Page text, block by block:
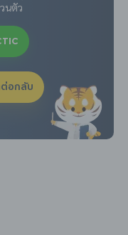
นตัว
ต่อกลับ